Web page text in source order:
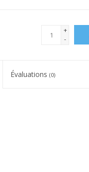
+
-
Évaluations(0)